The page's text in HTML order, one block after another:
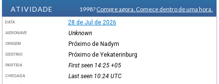
ATIVIDADE
1998? Compre agora. Comece dentro de uma hora.
DATA 28 de Jul de 2026
AERONAVE Unknown
ORIGEM Próximo de Nadym
DESTINO Próximo de Yekaterinburg
PARTIDA First seen 14:25 +05
CHEGADA Last seen 10:24 UTC